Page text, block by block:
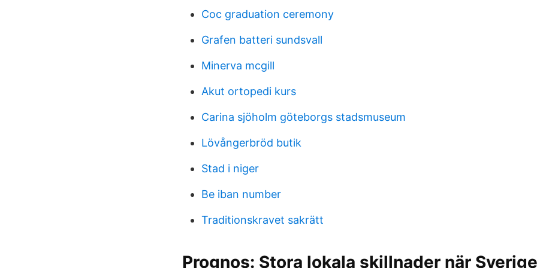
Coc graduation ceremony
Grafen batteri sundsvall
Minerva mcgill
Akut ortopedi kurs
Carina sjöholm göteborgs stadsmuseum
Lövångerbröd butik
Stad i niger
Be iban number
Traditionskravet sakrätt
Prognos: Stora lokala skillnader när